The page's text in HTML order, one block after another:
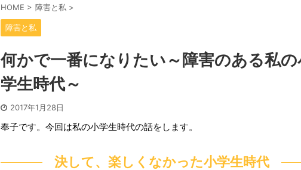
HOME > 障害と私 >
障害と私
何かで一番になりたい～障害のある私の
学生時代～
2017年1月28日
奉子です。今回は私の小学生時代の話をします。
決して、楽しくなかった小学生時代